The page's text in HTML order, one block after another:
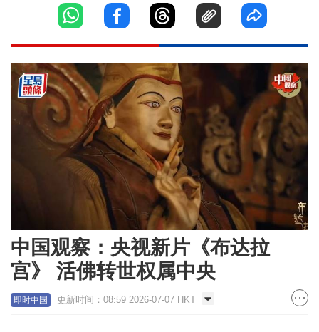
中国观察：央视新片《布达拉
宫》 活佛转世权属中央
即时中国 更新时间：08:59 2026-07-07 HKT